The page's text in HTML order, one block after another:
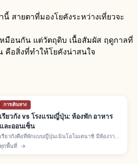
นี้ สายตาที่มองโยคังระหว่างเที่ยวจะ
มือนกัน แต่วัตถุดิบ เนื้อสัมผัส ฤดูกาลที่
คือสิ่งที่ทำให้โยคังน่าสนใจ
การเดินทาง
เรียวกัง vs โรงแรมญี่ปุ่น: ห้องพัก อาหาร
และออนเซ็น
เรียวกังคือที่พักแบบญี่ปุ่นเน้นโอโมเตนาชิ มีห้องวา
ชิตสึทาทามิ ออนเซ็น ยูกาตะ และอาหารไคเซกิ ส่วน
โรงแรมมีหลายแบบทั้งธุรกิจ-ซิตี้-รีสอร์ท อิสระ
ทุกพื้นที่ →